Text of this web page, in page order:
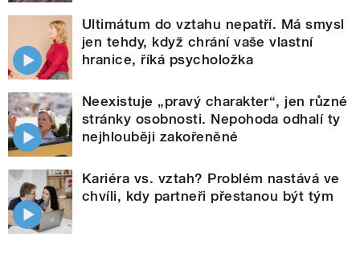
Ultimátum do vztahu nepatří. Má smysl
jen tehdy, když chrání vaše vlastní
hranice, říká psycholožka
Neexistuje „pravý charakter“, jen různé
stránky osobnosti. Nepohoda odhalí ty
nejhlouběji zakořeněné
Kariéra vs. vztah? Problém nastává ve
chvíli, kdy partneři přestanou být tým